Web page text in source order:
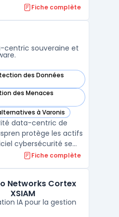
unique collecte
cybereason xdr
Fiche complète
centric souveraine et
des Données
catégorie
des Menaces
catégorie
à Varonis
catégorie
data-centric de
protège les actifs
cybersécurité se
pour garantir une
strict sur les flux.Le
Fiche complète
Networks Cortex
XSIAM
IA pour la gestion